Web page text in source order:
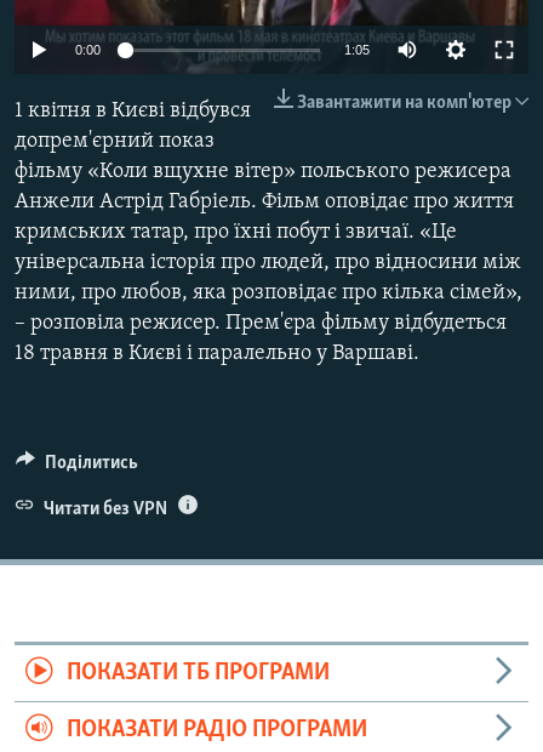
ВІДЕОУРОКИ «ELIFBE»
СВІДЧЕННЯ ОКУПАЦІЇ
УКРАЇНСЬКА ПРОБЛЕМА КРИМУ
ІНФОГРАФІКА
Русский
ДОЛУЧАЙСЯ!
Усі сайти RFE/RL
0:00 1:05
Завантажити на комп'ютер
1 квітня в Києві відбувся
допрем'єрний показ
фільму «Коли вщухне вітер» польського режисера
Анжели Астрід Габріель. Фільм оповідає про життя
кримських татар, про їхні побут і звичаї. «Це
універсальна історія про людей, про відносини між
ними, про любов, яка розповідає про кілька сімей»,
– розповіла режисер. Прем'єра фільму відбудеться
18 травня в Києві і паралельно у Варшаві.
Поділитись
Читати без VPN
ПОКАЗАТИ ТБ ПРОГРАМИ
ПОКАЗАТИ РАДІО ПРОГРАМИ